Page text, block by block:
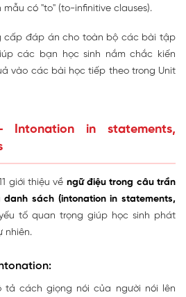
có "to" (to-infinitive clauses).
cấp đáp án cho toàn bộ các bài tập
các bạn học sinh nắm chắc kiến
vào các bài học tiếp theo trong Unit
Intonation in statements,
giới thiệu về ngữ điệu trong câu trần
sách (intonation in statements,
tố quan trọng giúp học sinh phát
nhiên.
tả cách giọng nói của người nói lên